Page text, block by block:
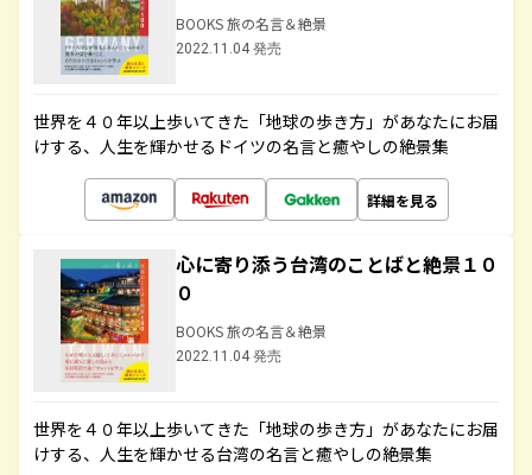
BOOKS 旅の名言＆絶景
2022.11.04 発売
世界を４０年以上歩いてきた「地球の歩き方」があなたにお届
けする、人生を輝かせるドイツの名言と癒やしの絶景集
詳細を見る
心に寄り添う台湾のことばと絶景１０
０
BOOKS 旅の名言＆絶景
2022.11.04 発売
世界を４０年以上歩いてきた「地球の歩き方」があなたにお届
けする、人生を輝かせる台湾の名言と癒やしの絶景集